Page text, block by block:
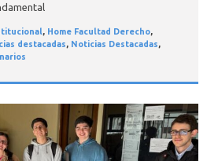
, Home Facultad Derecho,
destacadas, Noticias Destacadas,